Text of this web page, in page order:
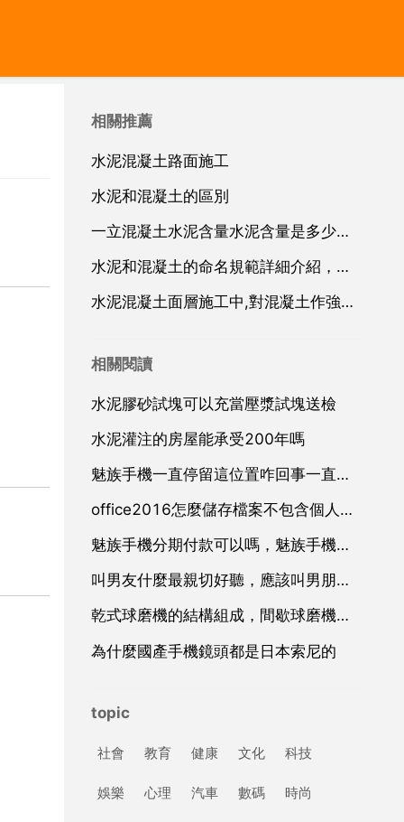
相關推薦
水泥混凝土路面施工
水泥和混凝土的區別
一立混凝土水泥含量水泥含量是多少斤？
水泥和混凝土的命名規範詳細介紹，關於混凝土的標準和規範有哪些
水泥混凝土面層施工中,對混凝土作強度檢驗的指標是什麼
相關閱讀
水泥膠砂試塊可以充當壓漿試塊送檢
水泥灌注的房屋能承受200年嗎
魅族手機一直停留這位置咋回事一直不動了
office2016怎麼儲存檔案不包含個人資訊,任何人可修改呢
魅族手機分期付款可以嗎，魅族手機可以分期付款嗎
叫男友什麼最親切好聽，應該叫男朋友什麼比較親切呀？
乾式球磨機的結構組成，間歇球磨機的結構與分類
為什麼國產手機鏡頭都是日本索尼的
topic
社會 教育 健康 文化 科技
娛樂 心理 汽車 數碼 時尚